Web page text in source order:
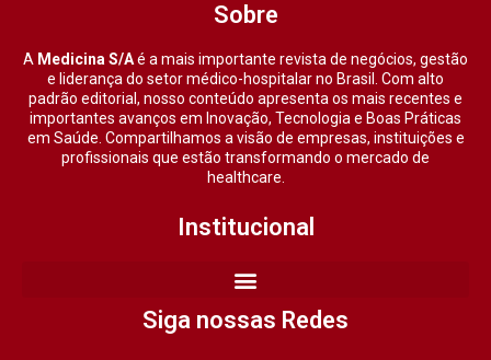
Sobre
A Medicina S/Aé a mais importante revista de negócios, gestão
e liderança do setor médico-hospitalar no Brasil. Com alto
padrão editorial, nosso conteúdo apresenta os mais recentes e
importantes avanços em Inovação, Tecnologia e Boas Práticas
em Saúde. Compartilhamos a visão de empresas, instituições e
profissionais que estão transformando o mercado de
healthcare.
Institucional
Siga nossas Redes